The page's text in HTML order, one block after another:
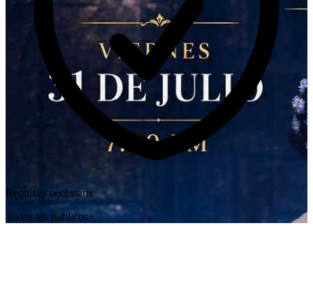
Requisits necessaris
Todos los públicos